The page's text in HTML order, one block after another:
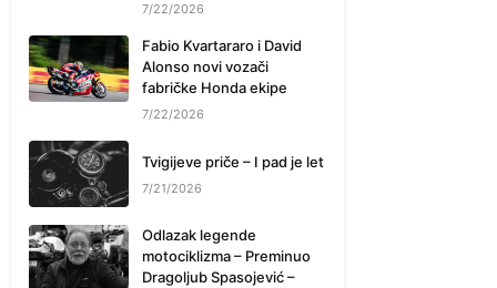
7/22/2026
Fabio Kvartararo i David
Alonso novi vozači
fabričke Honda ekipe
7/22/2026
Tvigijeve priče – I pad je let
7/21/2026
Odlazak legende
motociklizma – Preminuo
Dragoljub Spasojević –